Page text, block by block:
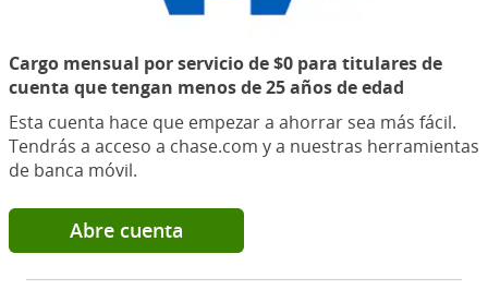
Cargo mensual por servicio de $0 para titulares de
cuenta que tengan menos de 25 años de edad
Esta cuenta hace que empezar a ahorrar sea más fácil.
Tendrás a acceso a chase.com y a nuestras herramientas
de banca móvil.
Abre cuenta